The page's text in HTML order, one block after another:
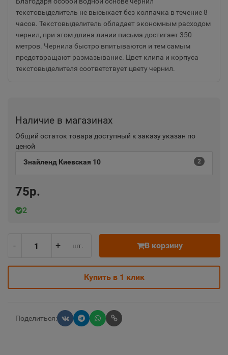
текстовыделитель не высыхает без колпачка в течение 8
часов. Текстовыделитель обладает экономным расходом
чернил, при этом длина линии письма достигает 350
метров. Чернила быстро впитываются и тем самым
предотвращают размазывание. Цвет клипа и корпуса
текстовыделителя соответствует цвету чернил.
Наличие в магазинах
Общий остаток товара доступный к заказу указан по
ценой
Знайленд Киевская 10
2
75р.
2
- + шт. В корзину
Купить в 1 клик
Поделиться: